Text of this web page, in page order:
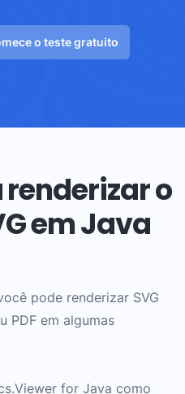
o teste gratuito
o
em Java
pode renderizar SVG
PDF em algumas
for Java como